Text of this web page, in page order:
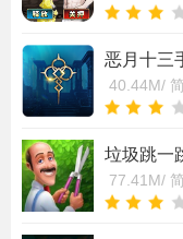
恶月十三
40.44M/
垃圾跳一
77.41M/